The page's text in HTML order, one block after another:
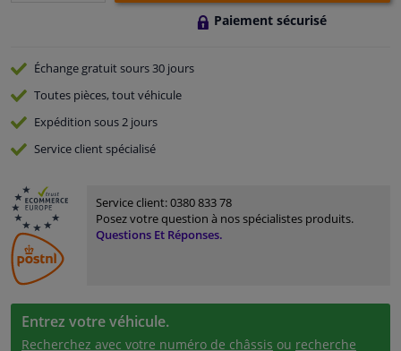
Paiement sécurisé
Échange gratuitsours 30 jours
Toutes pièces, tout véhicule
Expédition sous 2 jours
Serviceclient spécialisé
Service client:0380 833 78
Posez votre question à nos spécialistes produits.
Questions Et Réponses.
Entrez votre véhicule.
Recherchez avec votre numéro de châssis ou recherche